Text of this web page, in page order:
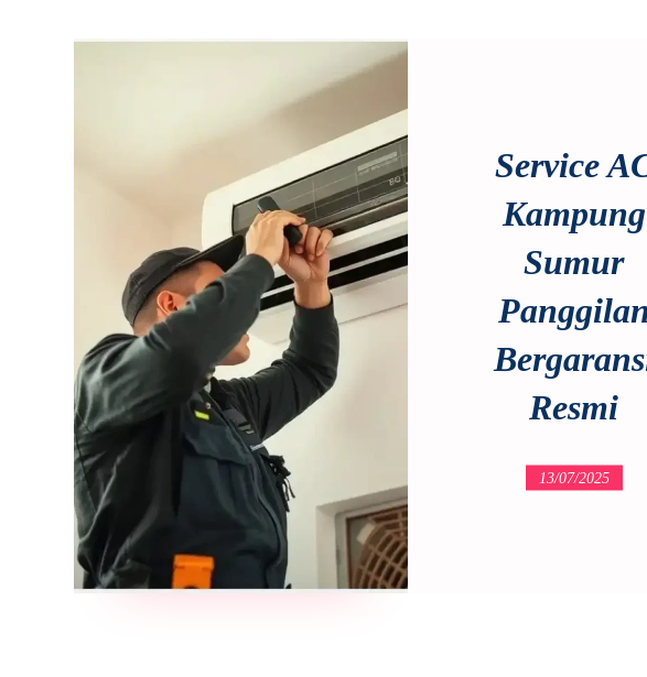
Service
Kampung
Sumur
Resmi
13/07/2025